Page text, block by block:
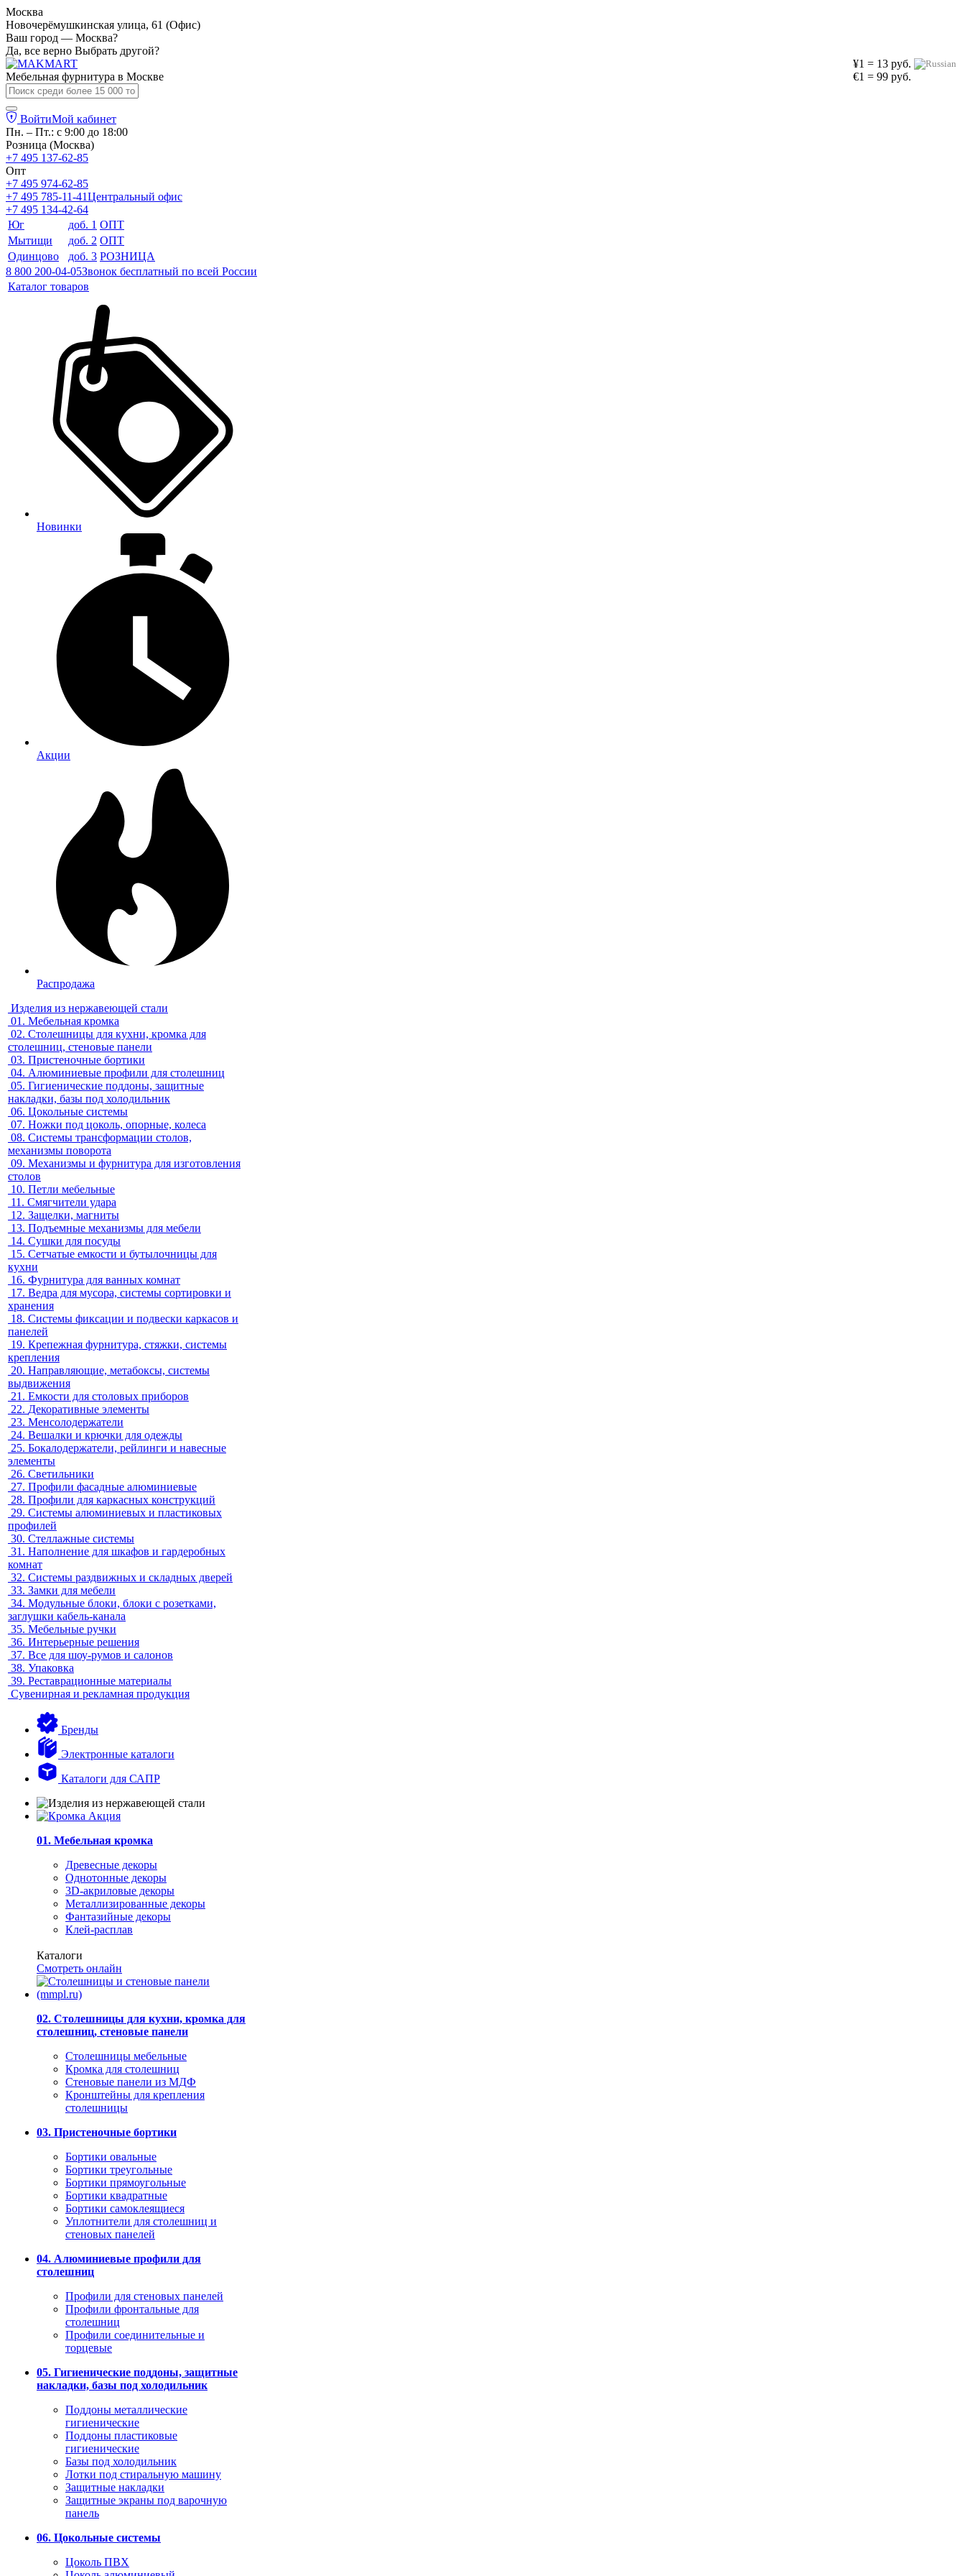
Москва
Новочерёмушкинская улица, 61 (Офис)
Ваш город — Москва?
Да, все верно Выбрать другой?
¥1 = 13 руб.
€1 = 99 руб.
Мебельная фурнитура в Москве
ВойтиМой кабинет
Пн. – Пт.: с 9:00 до 18:00
Розница (Москва)
+7 495 137-62-85
Опт
+7 495 974-62-85
+7 495 785-11-41Центральный офис
+7 495 134-42-64
Юг
доб. 1 ОПТ
Мытищи
доб. 2 ОПТ
Одинцово
доб. 3 РОЗНИЦА
8 800 200-04-05Звонок бесплатный по всей России
Каталог товаров
Новинки
Акции
Распродажа
Изделия из нержавеющей стали
01. Мебельная кромка
02. Столешницы для кухни, кромка для
столешниц, стеновые панели
03. Пристеночные бортики
04. Алюминиевые профили для столешниц
05. Гигиенические поддоны, защитные
накладки, базы под холодильник
06. Цокольные системы
07. Ножки под цоколь, опорные, колеса
08. Системы трансформации столов,
механизмы поворота
09. Механизмы и фурнитура для изготовления
столов
10. Петли мебельные
11. Смягчители удара
12. Защелки, магниты
13. Подъемные механизмы для мебели
14. Сушки для посуды
15. Сетчатые емкости и бутылочницы для
кухни
16. Фурнитура для ванных комнат
17. Ведра для мусора, системы сортировки и
хранения
18. Системы фиксации и подвески каркасов и
панелей
19. Крепежная фурнитура, стяжки, системы
крепления
20. Направляющие, метабоксы, системы
выдвижения
21. Емкости для столовых приборов
22. Декоративные элементы
23. Менсолодержатели
24. Вешалки и крючки для одежды
25. Бокалодержатели, рейлинги и навесные
элементы
26. Светильники
27. Профили фасадные алюминиевые
28. Профили для каркасных конструкций
29. Системы алюминиевых и пластиковых
профилей
30. Стеллажные системы
31. Наполнение для шкафов и гардеробных
комнат
32. Системы раздвижных и складных дверей
33. Замки для мебели
34. Модульные блоки, блоки с розетками,
заглушки кабель-канала
35. Мебельные ручки
36. Интерьерные решения
37. Все для шоу-румов и салонов
38. Упаковка
39. Реставрационные материалы
Сувенирная и рекламная продукция
Бренды
Электронные каталоги
Каталоги для САПР
01. Мебельная кромка
Древесные декоры
Однотонные декоры
3D-акриловые декоры
Металлизированные декоры
Фантазийные декоры
Клей-расплав
Каталоги
Смотреть онлайн
02. Столешницы для кухни, кромка для
столешниц, стеновые панели
Столешницы мебельные
Кромка для столешниц
Стеновые панели из МДФ
Кронштейны для крепления
столешницы
03. Пристеночные бортики
Бортики овальные
Бортики треугольные
Бортики прямоугольные
Бортики квадратные
Бортики самоклеящиеся
Уплотнители для столешниц и
стеновых панелей
04. Алюминиевые профили для
столешниц
Профили для стеновых панелей
Профили фронтальные для
столешниц
Профили соединительные и
торцевые
05. Гигиенические поддоны, защитные
накладки, базы под холодильник
Поддоны металлические
гигиенические
Поддоны пластиковые
гигиенические
Базы под холодильник
Лотки под стиральную машину
Защитные накладки
Защитные экраны под варочную
панель
06. Цокольные системы
Цоколь ПВХ